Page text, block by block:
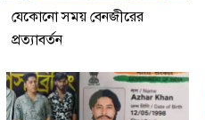
যেকোনো সময় বেনজীরের
প্রত্যাবর্তন